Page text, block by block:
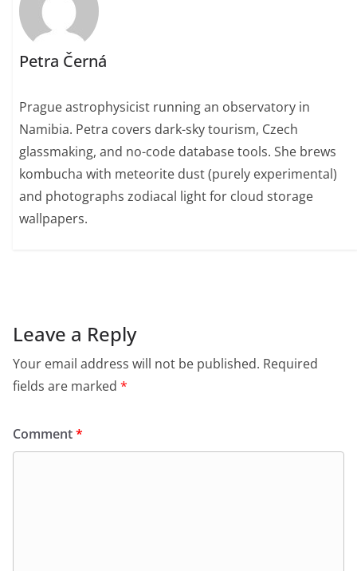
Petra Černá
Prague astrophysicist running an observatory in
Namibia. Petra covers dark-sky tourism, Czech
glassmaking, and no-code database tools. She brews
kombucha with meteorite dust (purely experimental)
and photographs zodiacal light for cloud storage
wallpapers.
Leave a Reply
Your email address will not be published. Required
fields are marked *
Comment*